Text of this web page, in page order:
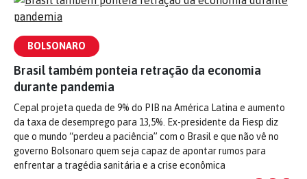
BOLSONARO
Brasil também ponteia retração da economia
durante pandemia
Cepal projeta queda de 9% do PIB na América Latina e aumento
da taxa de desemprego para 13,5%. Ex-presidente da Fiesp diz
que o mundo “perdeu a paciência” com o Brasil e que não vê no
governo Bolsonaro quem seja capaz de apontar rumos para
enfrentar a tragédia sanitária e a crise econômica